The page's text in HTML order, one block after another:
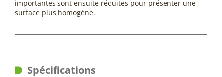
importantes sont ensuite réduites pour présenter une
surface plus homogène.
Spécifications